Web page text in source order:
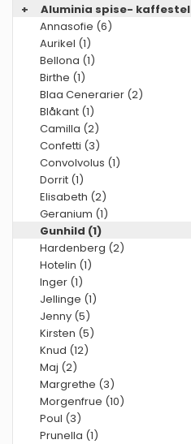
+
Aluminia spise- kaffestel
Annasofie (6)
Aurikel (1)
Bellona (1)
Birthe (1)
Blaa Cenerarier (2)
Blåkant (1)
Camilla (2)
Confetti (3)
Convolvolus (1)
Dorrit (1)
Elisabeth (2)
Geranium (1)
Gunhild (1)
Hardenberg (2)
Hotelin (1)
Inger (1)
Jellinge (1)
Jenny (5)
Kirsten (5)
Knud (12)
Maj (2)
Margrethe (3)
Morgenfrue (10)
Poul (3)
Prunella (1)